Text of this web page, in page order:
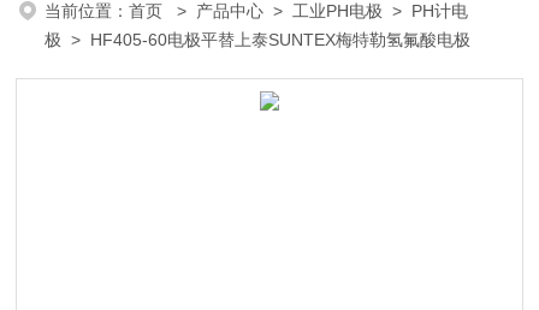
当前位置：首页 > 产品中心 > 工业PH电极 > PH计电
极 > HF405-60电极平替上泰SUNTEX梅特勒氢氟酸电极